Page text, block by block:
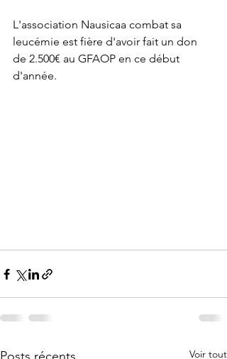
L'association Nausicaa combat sa
leucémie est fière d'avoir fait un don
de 2.500€ au GFAOP en ce début
d'année.
Voir tout